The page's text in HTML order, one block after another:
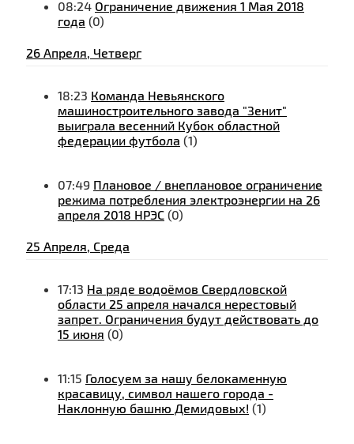
08:24 Ограничение движения 1 Мая 2018
года (0)
26 Апреля, Четверг
18:23 Команда Невьянского
машиностроительного завода "Зенит"
выиграла весенний Кубок областной
федерации футбола (1)
07:49 Плановое / внеплановое ограничение
режима потребления электроэнергии на 26
апреля 2018 НРЭС (0)
25 Апреля, Среда
17:13 На ряде водоёмов Свердловской
области 25 апреля начался нерестовый
запрет. Ограничения будут действовать до
15 июня (0)
11:15 Голосуем за нашу белокаменную
красавицу, символ нашего города -
Наклонную башню Демидовых! (1)